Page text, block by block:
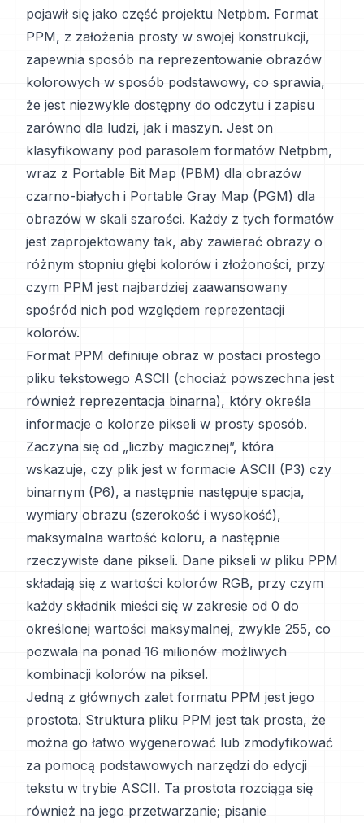
pojawił się jako część projektu Netpbm. Format
PPM, z założenia prosty w swojej konstrukcji,
zapewnia sposób na reprezentowanie obrazów
kolorowych w sposób podstawowy, co sprawia,
że jest niezwykle dostępny do odczytu i zapisu
zarówno dla ludzi, jak i maszyn. Jest on
klasyfikowany pod parasolem formatów Netpbm,
wraz z Portable Bit Map (PBM) dla obrazów
czarno-białych i Portable Gray Map (PGM) dla
obrazów w skali szarości. Każdy z tych formatów
jest zaprojektowany tak, aby zawierać obrazy o
różnym stopniu głębi kolorów i złożoności, przy
czym PPM jest najbardziej zaawansowany
spośród nich pod względem reprezentacji
kolorów.
Format PPM definiuje obraz w postaci prostego
pliku tekstowego ASCII (chociaż powszechna jest
również reprezentacja binarna), który określa
informacje o kolorze pikseli w prosty sposób.
Zaczyna się od „liczby magicznej”, która
wskazuje, czy plik jest w formacie ASCII (P3) czy
binarnym (P6), a następnie następuje spacja,
wymiary obrazu (szerokość i wysokość),
maksymalna wartość koloru, a następnie
rzeczywiste dane pikseli. Dane pikseli w pliku PPM
składają się z wartości kolorów RGB, przy czym
każdy składnik mieści się w zakresie od 0 do
określonej wartości maksymalnej, zwykle 255, co
pozwala na ponad 16 milionów możliwych
kombinacji kolorów na piksel.
Jedną z głównych zalet formatu PPM jest jego
prostota. Struktura pliku PPM jest tak prosta, że
można go łatwo wygenerować lub zmodyfikować
za pomocą podstawowych narzędzi do edycji
tekstu w trybie ASCII. Ta prostota rozciąga się
również na jego przetwarzanie; pisanie